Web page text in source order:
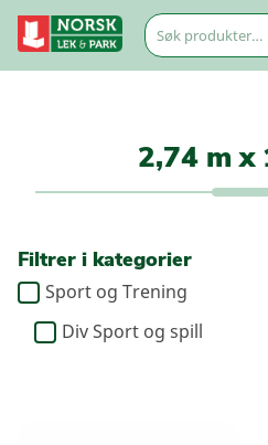
Søk
etter:
2,74 m x
Filtrer i kategorier
Sport og Trening
Div Sport og spill